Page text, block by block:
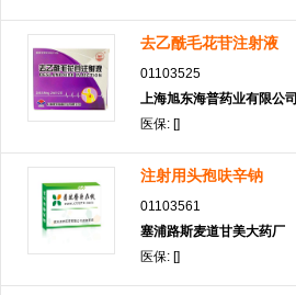
去乙酰毛花苷注射液
01103525
上海旭东海普药业有限公司
医保: []
注射用头孢呋辛钠
01103561
塞浦路斯麦道甘美大药厂
医保: []